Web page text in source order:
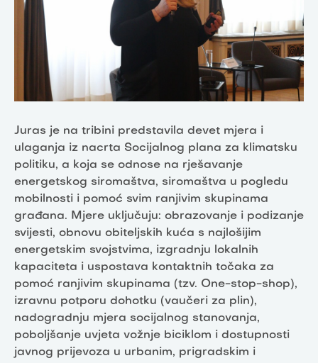
Juras je na tribini predstavila devet mjera i
ulaganja iz nacrta Socijalnog plana za klimatsku
politiku, a koja se odnose na rješavanje
energetskog siromaštva, siromaštva u pogledu
mobilnosti i pomoć svim ranjivim skupinama
građana. Mjere uključuju: obrazovanje i podizanje
svijesti, obnovu obiteljskih kuća s najlošijim
energetskim svojstvima, izgradnju lokalnih
kapaciteta i uspostava kontaktnih točaka za
pomoć ranjivim skupinama (tzv. One-stop-shop),
izravnu potporu dohotku (vaučeri za plin),
nadogradnju mjera socijalnog stanovanja,
poboljšanje uvjeta vožnje biciklom i dostupnosti
javnog prijevoza u urbanim, prigradskim i